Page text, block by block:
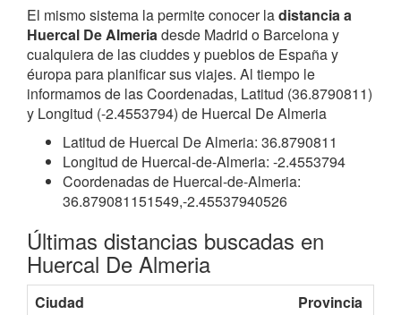
El mismo sistema la permite conocer ladistancia a
Huercal De Almeriadesde Madrid o Barcelona y
cualquiera de las ciuddes y pueblos de España y
éuropa para planificar sus viajes. Al tiempo le
informamos de las Coordenadas, Latitud (36.8790811)
y Longitud (-2.4553794) de Huercal De Almeria
Latitud de Huercal De Almeria: 36.8790811
Longitud de Huercal-de-Almeria: -2.4553794
Coordenadas de Huercal-de-Almeria:
36.879081151549,-2.45537940526
Últimas distancias buscadas en
Huercal De Almeria
Ciudad Provincia